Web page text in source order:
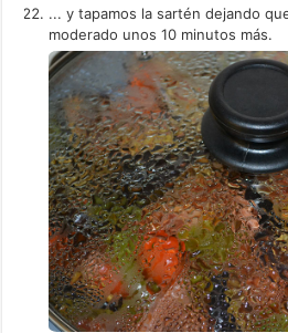
... y tapamos la sartén dejando
moderado unos 10 minutos más.